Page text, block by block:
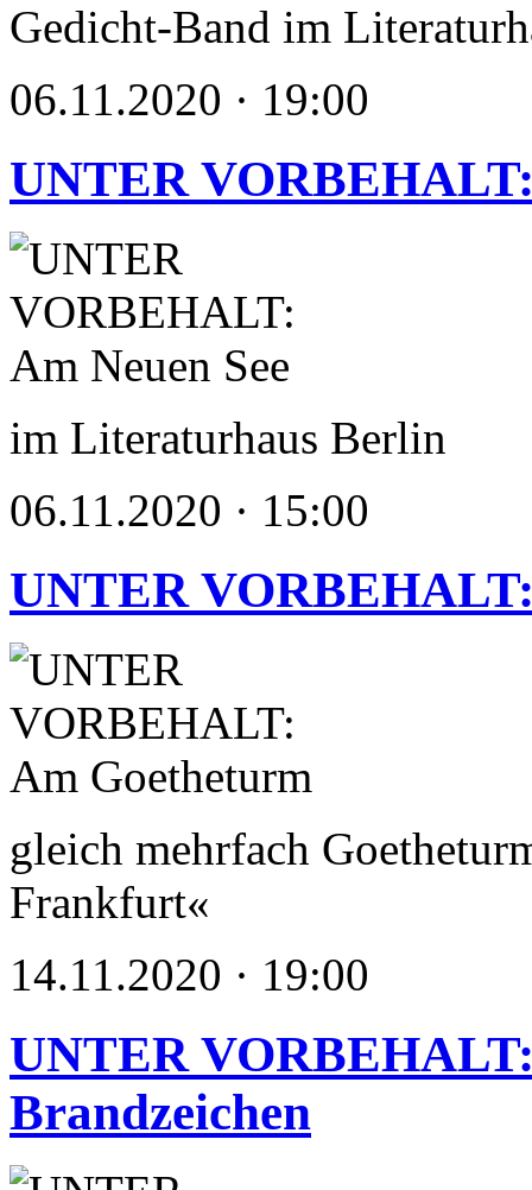
Gedicht-Band im
06.11.2020 · 19:00
UNTER VORBEHALT:
im Literaturhaus Berlin
06.11.2020 · 15:00
UNTER
gleich mehrfach
Frankfurt«
14.11.2020 · 19:00
UNTER
Brandzeichen